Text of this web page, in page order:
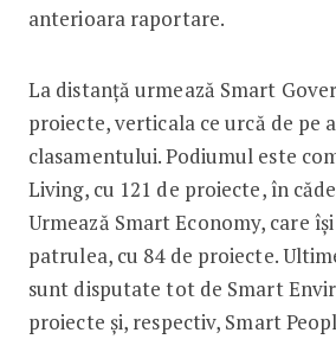
anterioara raportare.
La distanță urmează Smart
proiecte, verticala ce urcă de pe
clasamentului. Podiumul este
Living, cu 121 de proiecte, în
Urmează Smart Economy, care
patrulea, cu 84 de proiecte.
sunt disputate tot de Smart
proiecte și, respectiv, Smart